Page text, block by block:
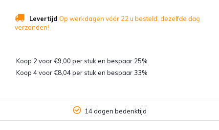
Levertijd Op werkdagen vóór 22 u besteld, dezelfde dag
verzonden!
Koop 2 voor €9,00 per stuk en bespaar 25%
Koop 4 voor €8,04 per stuk en bespaar 33%
14 dagen bedenktijd